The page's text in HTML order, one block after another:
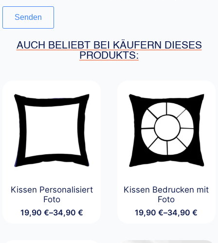
AUCH BELIEBT BEI KÄUFERN DIESES
PRODUKTS:
Kissen Personalisiert
Foto
19,90 €–34,90 €
Preisspanne:
Kissen Bedrucken mit
Foto
19,90€–34,90€
Preisspanne: